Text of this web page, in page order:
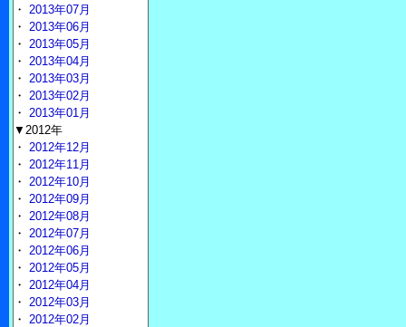
・ 2013年07月
・ 2013年06月
・ 2013年05月
・ 2013年04月
・ 2013年03月
・ 2013年02月
・ 2013年01月
▼2012年
・ 2012年12月
・ 2012年11月
・ 2012年10月
・ 2012年09月
・ 2012年08月
・ 2012年07月
・ 2012年06月
・ 2012年05月
・ 2012年04月
・ 2012年03月
・ 2012年02月